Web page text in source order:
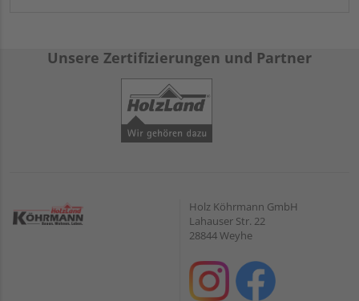
Unsere Zertifizierungen und Partner
Holz Köhrmann GmbH
Lahauser Str. 22
28844 Weyhe